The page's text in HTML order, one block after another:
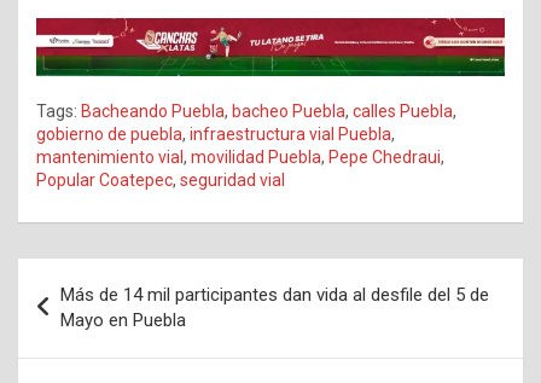
Tags: Bacheando Puebla, bacheo Puebla, calles Puebla,
gobierno de puebla, infraestructura vial Puebla,
mantenimiento vial, movilidad Puebla, Pepe Chedraui,
Popular Coatepec, seguridad vial
de
entradas
Más de 14 mil participantes dan vida al desfile del 5 de
Mayo en Puebla